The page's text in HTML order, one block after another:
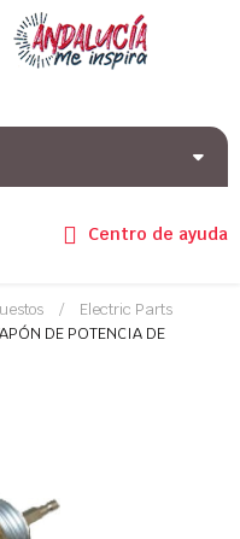
Centro de ayuda
Electric Parts
DE POTENCIA DE